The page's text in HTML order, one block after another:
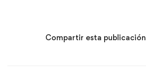
Compartir esta publicación